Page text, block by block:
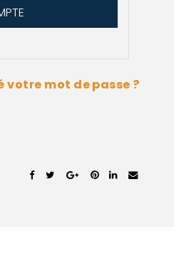
votre mot de passe ?